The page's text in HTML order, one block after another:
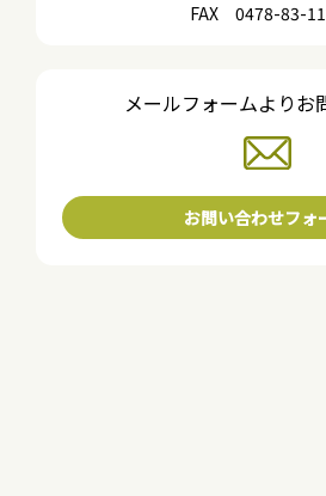
FAX 0478-83-
メールフォームよりお
お問い合わせフォ